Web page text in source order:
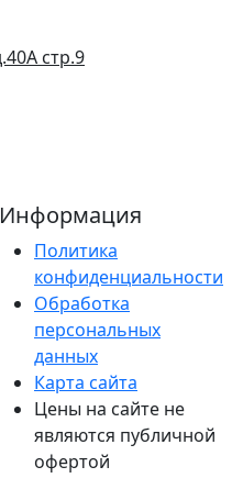
стр.9
Информация
Политика
конфиденциальности
Обработка
персональных
данных
Карта сайта
Цены на сайте не
являются публичной
офертой